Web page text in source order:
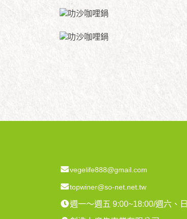
vegelife888@gmail.com
topwiner@so-net.net.tw
週一～週五 9:00~18:00/週六、